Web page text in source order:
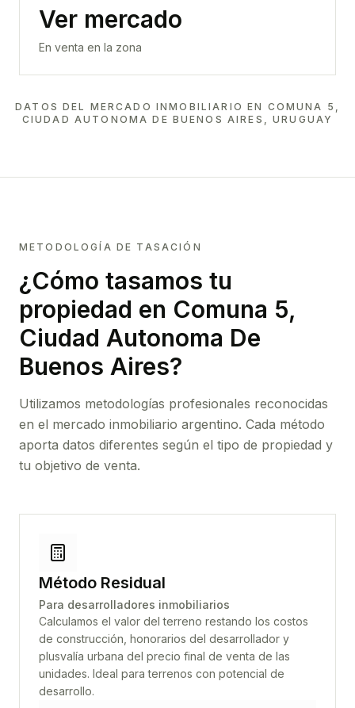
Ver mercado
En venta en la zona
DATOS DEL MERCADO INMOBILIARIO EN COMUNA 5,
CIUDAD AUTONOMA DE BUENOS AIRES, URUGUAY
METODOLOGÍA DE TASACIÓN
¿Cómo tasamos tu
propiedad en Comuna 5,
Ciudad Autonoma De
Buenos Aires?
Utilizamos metodologías profesionales reconocidas
en el mercado inmobiliario argentino. Cada método
aporta datos diferentes según el tipo de propiedad y
tu objetivo de venta.
Método Residual
Para desarrolladores inmobiliarios
Calculamos el valor del terreno restando los costos
de construcción, honorarios del desarrollador y
plusvalía urbana del precio final de venta de las
unidades. Ideal para terrenos con potencial de
desarrollo.